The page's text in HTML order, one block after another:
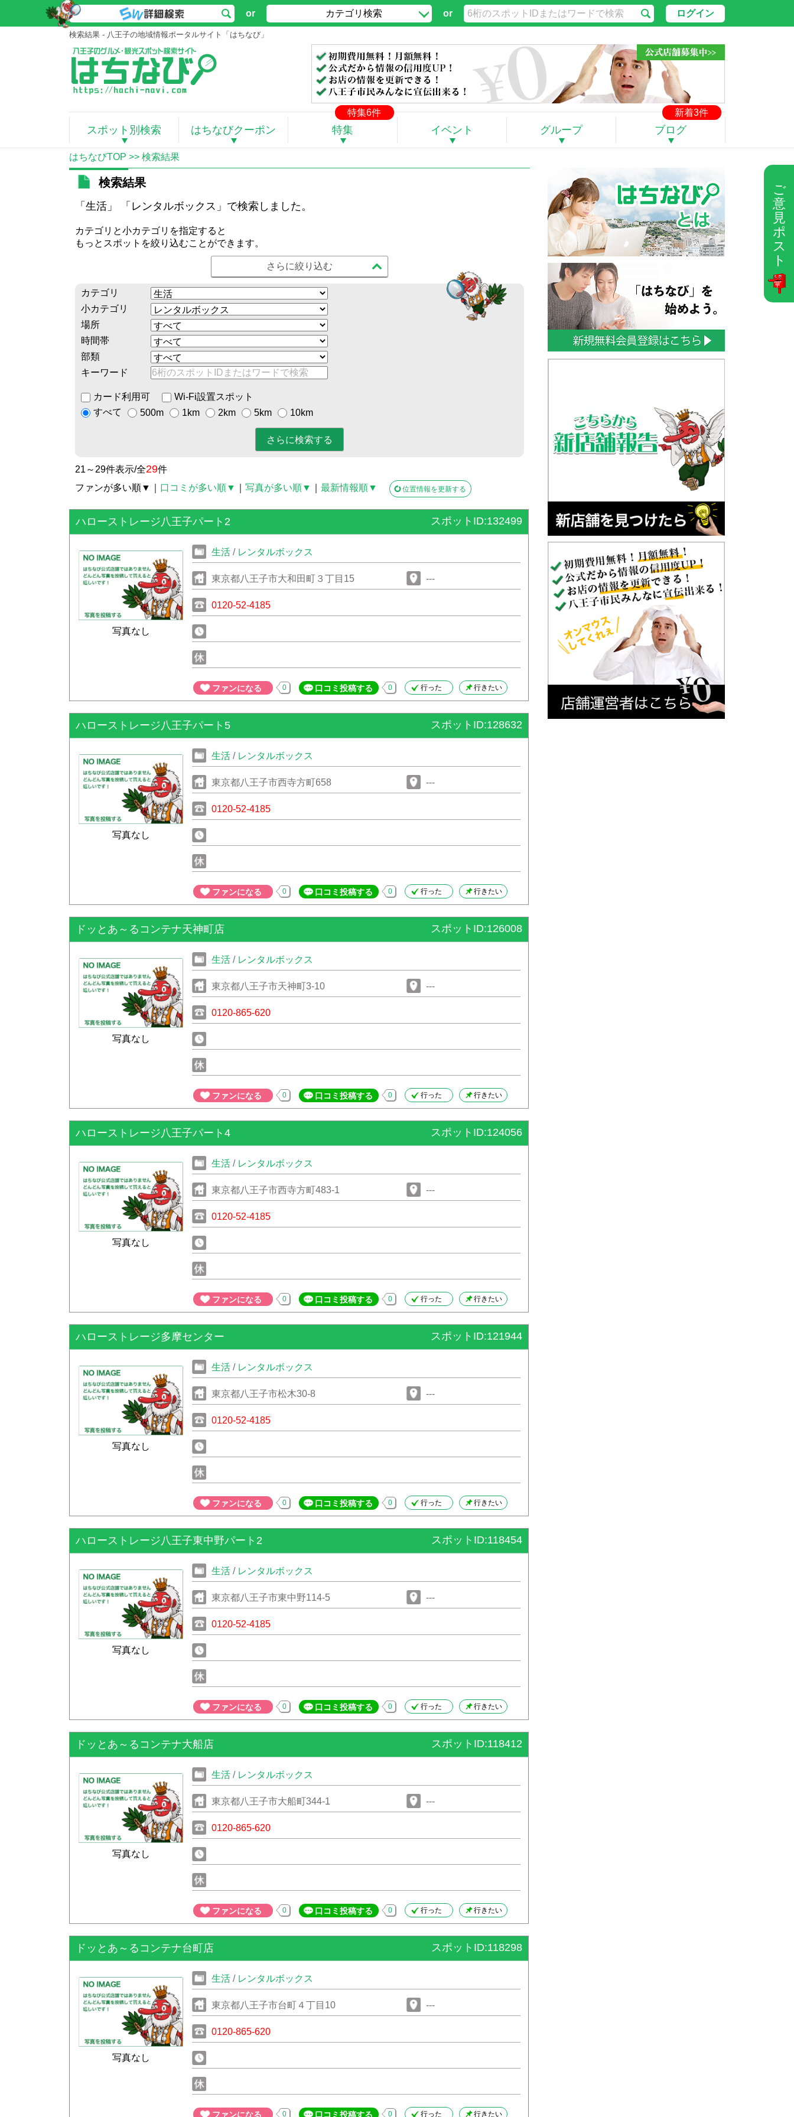
ご
意
見
ポ
ス
ト
or カテゴリ検索 or ログイン
検索結果 - 八王子の地域情報ポータルサイト「はちなび」
特集6件 新着3件
スポット別検索 はちなびクーポン 特集 イベント グループ ブログ
はちなびTOP >> 検索結果
検索結果
「生活」 「レンタルボックス」で検索しました。
カテゴリと小カテゴリを指定すると
もっとスポットを絞り込むことができます。
さらに絞り込む
カテゴリ
小カテゴリ
場所
時間帯
部類
キーワード
カード利用可
Wi-Fi設置スポット
すべて
500m 1km 2km 5km 10km
21～29件表示/全29件
ファンが多い順▼
口コミが多い順▼ 写真が多い順▼ 最新情報順▼ 位置情報を更新する
ハローストレージ八王子パート2 スポットID:132499
写真なし
生活 / レンタルボックス
東京都八王子市大和田町３丁目15 ---
0120-52-4185
ファンになる 0 口コミ投稿する 0 行った 行きたい
ハローストレージ八王子パート5 スポットID:128632
写真なし
生活 / レンタルボックス
東京都八王子市西寺方町658 ---
0120-52-4185
ファンになる 0 口コミ投稿する 0 行った 行きたい
ドッとあ～るコンテナ天神町店 スポットID:126008
写真なし
生活 / レンタルボックス
東京都八王子市天神町3-10 ---
0120-865-620
ファンになる 0 口コミ投稿する 0 行った 行きたい
ハローストレージ八王子パート4 スポットID:124056
写真なし
生活 / レンタルボックス
東京都八王子市西寺方町483-1 ---
0120-52-4185
ファンになる 0 口コミ投稿する 0 行った 行きたい
ハローストレージ多摩センター スポットID:121944
写真なし
生活 / レンタルボックス
東京都八王子市松木30-8 ---
0120-52-4185
ファンになる 0 口コミ投稿する 0 行った 行きたい
ハローストレージ八王子東中野パート2 スポットID:118454
写真なし
生活 / レンタルボックス
東京都八王子市東中野114-5 ---
0120-52-4185
ファンになる 0 口コミ投稿する 0 行った 行きたい
ドッとあ～るコンテナ大船店 スポットID:118412
写真なし
生活 / レンタルボックス
東京都八王子市大船町344-1 ---
0120-865-620
ファンになる 0 口コミ投稿する 0 行った 行きたい
ドッとあ～るコンテナ台町店 スポットID:118298
写真なし
生活 / レンタルボックス
東京都八王子市台町４丁目10 ---
0120-865-620
ファンになる 0 口コミ投稿する 0 行った 行きたい